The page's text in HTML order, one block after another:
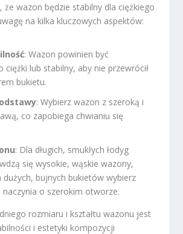
że wazon będzie stabilny dla ciężkiego
na kilka kluczowych aspektów:
: Wazon powinien być
ciężki lub stabilny, aby nie przewrócił
bukietu.
: Wybierz wazon z szeroką i
co zapobiega chwianiu się
: Dla długich, smukłych łodyg
się wysokie, wąskie wazony,
bujnych bukietów wybierz
naczynia o szerokim otworze.
rozmiaru i kształtu wazonu jest
i estetyki kompozycji